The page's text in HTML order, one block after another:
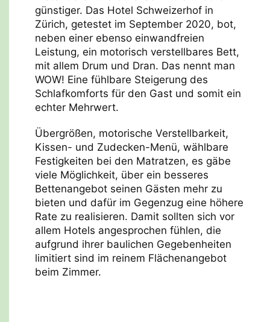
günstiger. Das Hotel Schweizerhof in
Zürich, getestet im September 2020, bot,
neben einer ebenso einwandfreien
Leistung, ein motorisch verstellbares Bett,
mit allem Drum und Dran. Das nennt man
WOW! Eine fühlbare Steigerung des
Schlafkomforts für den Gast und somit ein
echter Mehrwert.
Übergrößen, motorische Verstellbarkeit,
Kissen- und Zudecken-Menü, wählbare
Festigkeiten bei den Matratzen, es gäbe
viele Möglichkeit, über ein besseres
Bettenangebot seinen Gästen mehr zu
bieten und dafür im Gegenzug eine höhere
Rate zu realisieren. Damit sollten sich vor
allem Hotels angesprochen fühlen, die
aufgrund ihrer baulichen Gegebenheiten
limitiert sind im reinem Flächenangebot
beim Zimmer.